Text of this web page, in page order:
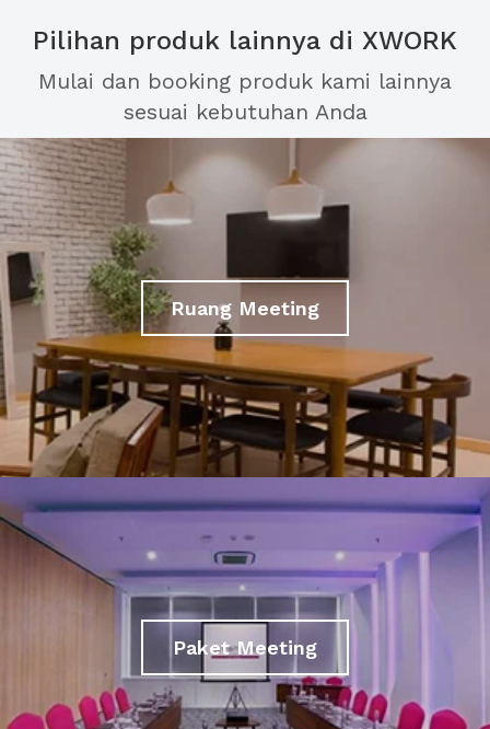
Pilihan produk lainnya di XWORK
Mulai dan booking produk kami lainnya
sesuai kebutuhan Anda
Ruang Meeting
Paket Meeting